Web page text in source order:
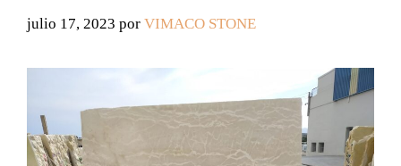
julio 17, 2023 por VIMACO STONE